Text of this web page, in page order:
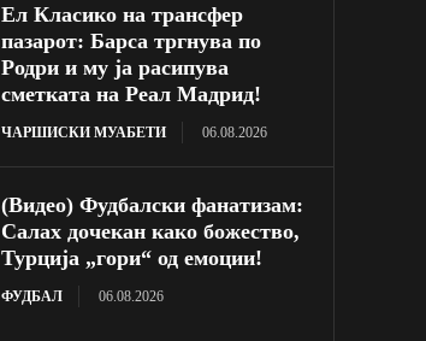
Ел Класико на трансфер
пазарот: Барса тргнува по
Родри и му ја расипува
сметката на Реал Мадрид!
ЧАРШИСКИ МУАБЕТИ 06.08.2026
(Видео) Фудбалски фанатизам:
Салах дочекан како божество,
Турција „гори“ од емоции!
ФУДБАЛ 06.08.2026